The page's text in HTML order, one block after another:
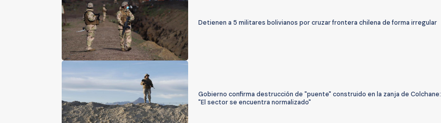
Detienen a 5 militares bolivianos por cruzar frontera chilena de forma irregular
Gobierno confirma destrucción de "puente" construido en la zanja de Colchane:
"El sector se encuentra normalizado"